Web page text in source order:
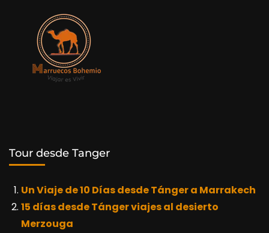
Tour desde Tanger
Un Viaje de 10 Días desde Tánger a Marrakech
15 días desde Tánger viajes al desierto
Merzouga